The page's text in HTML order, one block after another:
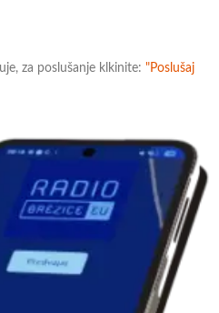
za poslušanje klkinite: "Poslušaj